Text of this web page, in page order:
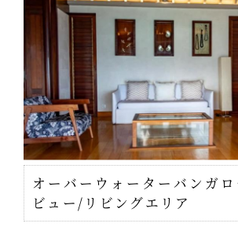
オーバーウォーターバンガ
ビュー/リビングエリア